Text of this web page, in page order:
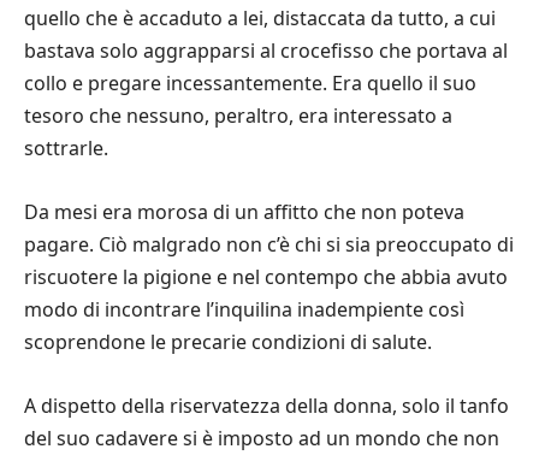
quello che è accaduto a lei, distaccata da tutto, a cui
bastava solo aggrapparsi al crocefisso che portava al
collo e pregare incessantemente. Era quello il suo
tesoro che nessuno, peraltro, era interessato a
sottrarle.
Da mesi era morosa di un affitto che non poteva
pagare. Ciò malgrado non c’è chi si sia preoccupato di
riscuotere la pigione e nel contempo che abbia avuto
modo di incontrare l’inquilina inadempiente così
scoprendone le precarie condizioni di salute.
A dispetto della riservatezza della donna, solo il tanfo
del suo cadavere si è imposto ad un mondo che non